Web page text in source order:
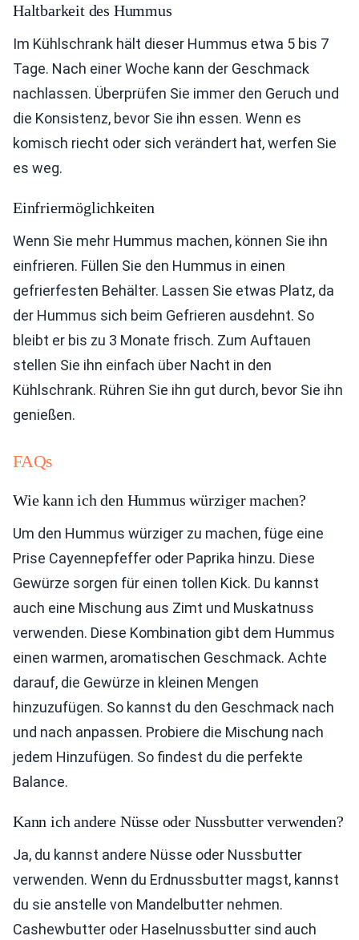
Haltbarkeit des Hummus
Im Kühlschrank hält dieser Hummus etwa 5 bis 7
Tage. Nach einer Woche kann der Geschmack
nachlassen. Überprüfen Sie immer den Geruch und
die Konsistenz, bevor Sie ihn essen. Wenn es
komisch riecht oder sich verändert hat, werfen Sie
es weg.
Einfriermöglichkeiten
Wenn Sie mehr Hummus machen, können Sie ihn
einfrieren. Füllen Sie den Hummus in einen
gefrierfesten Behälter. Lassen Sie etwas Platz, da
der Hummus sich beim Gefrieren ausdehnt. So
bleibt er bis zu 3 Monate frisch. Zum Auftauen
stellen Sie ihn einfach über Nacht in den
Kühlschrank. Rühren Sie ihn gut durch, bevor Sie ihn
genießen.
FAQs
Wie kann ich den Hummus würziger machen?
Um den Hummus würziger zu machen, füge eine
Prise Cayennepfeffer oder Paprika hinzu. Diese
Gewürze sorgen für einen tollen Kick. Du kannst
auch eine Mischung aus Zimt und Muskatnuss
verwenden. Diese Kombination gibt dem Hummus
einen warmen, aromatischen Geschmack. Achte
darauf, die Gewürze in kleinen Mengen
hinzuzufügen. So kannst du den Geschmack nach
und nach anpassen. Probiere die Mischung nach
jedem Hinzufügen. So findest du die perfekte
Balance.
Kann ich andere Nüsse oder Nussbutter verwenden?
Ja, du kannst andere Nüsse oder Nussbutter
verwenden. Wenn du Erdnussbutter magst, kannst
du sie anstelle von Mandelbutter nehmen.
Cashewbutter oder Haselnussbutter sind auch